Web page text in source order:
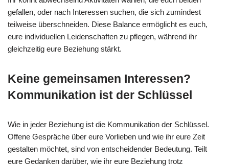
gefallen, oder nach Interessen suchen, die sich zumindest
teilweise überschneiden. Diese Balance ermöglicht es euch,
eure individuellen Leidenschaften zu pflegen, während ihr
gleichzeitig eure Beziehung stärkt.
Keine gemeinsamen Interessen?
Kommunikation ist der Schlüssel
Wie in jeder Beziehung ist die Kommunikation der Schlüssel.
Offene Gespräche über eure Vorlieben und wie ihr eure Zeit
gestalten möchtet, sind von entscheidender Bedeutung. Teilt
eure Gedanken darüber, wie ihr eure Beziehung trotz